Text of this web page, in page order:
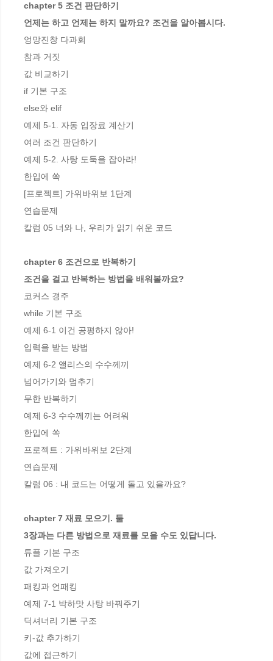
chapter 5 조건 판단하기
언제는 하고 언제는 하지 말까요? 조건을 알아봅시다.
엉망진창 다과회
참과 거짓
값 비교하기
if 기본 구조
else와 elif
예제 5-1. 자동 입장료 계산기
여러 조건 판단하기
예제 5-2. 사탕 도둑을 잡아라!
한입에 쏙
[프로젝트] 가위바위보 1단계
연습문제
칼럼 05 너와 나, 우리가 읽기 쉬운 코드
chapter 6 조건으로 반복하기
조건을 걸고 반복하는 방법을 배워볼까요?
코커스 경주
while 기본 구조
예제 6-1 이건 공평하지 않아!
입력을 받는 방법
예제 6-2 앨리스의 수수께끼
넘어가기와 멈추기
무한 반복하기
예제 6-3 수수께끼는 어려워
한입에 쏙
프로젝트 : 가위바위보 2단계
연습문제
칼럼 06 : 내 코드는 어떻게 돌고 있을까요?
chapter 7 재료 모으기. 둘
3장과는 다른 방법으로 재료를 모을 수도 있답니다.
튜플 기본 구조
값 가져오기
패킹과 언패킹
예제 7-1 박하맛 사탕 바꿔주기
딕셔너리 기본 구조
키-값 추가하기
값에 접근하기